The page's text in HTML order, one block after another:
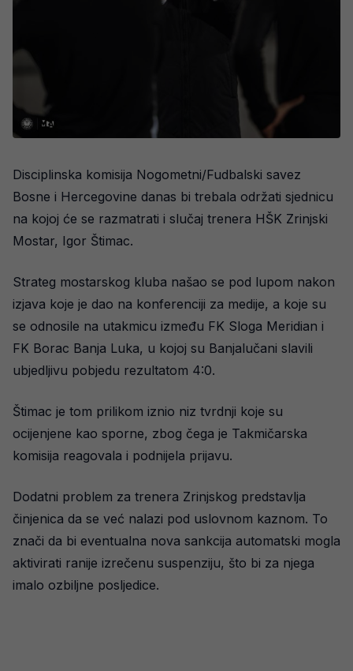
Disciplinska komisija Nogometni/Fudbalski savez
Bosne i Hercegovine danas bi trebala održati sjednicu
na kojoj će se razmatrati i slučaj trenera HŠK Zrinjski
Mostar, Igor Štimac.
Strateg mostarskog kluba našao se pod lupom nakon
izjava koje je dao na konferenciji za medije, a koje su
se odnosile na utakmicu između FK Sloga Meridian i
FK Borac Banja Luka, u kojoj su Banjalučani slavili
ubjedljivu pobjedu rezultatom 4:0.
Štimac je tom prilikom iznio niz tvrdnji koje su
ocijenjene kao sporne, zbog čega je Takmičarska
komisija reagovala i podnijela prijavu.
Dodatni problem za trenera Zrinjskog predstavlja
činjenica da se već nalazi pod uslovnom kaznom. To
znači da bi eventualna nova sankcija automatski mogla
aktivirati ranije izrečenu suspenziju, što bi za njega
imalo ozbiljne posljedice.